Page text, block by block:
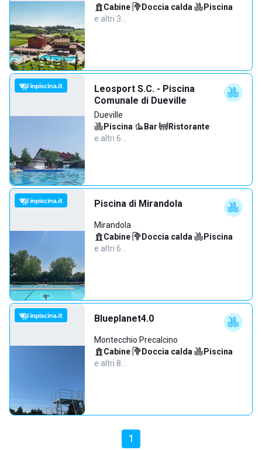
Cabine· Doccia calda· Piscina·
e altri 3…
Leosport S.C. - Piscina
Comunale di Dueville
Dueville
Piscina· Bar· Ristorante·
e altri 6…
Piscina di Mirandola
Mirandola
Cabine· Doccia calda· Piscina·
e altri 6…
Blueplanet4.0
Montecchio Precalcino
Cabine· Doccia calda· Piscina·
e altri 8…
1